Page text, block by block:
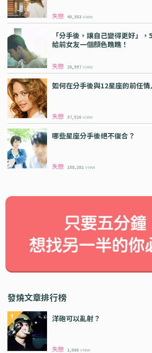
失戀 40,383 view
「分手後，讓自己變得更好」
給前女友一個顏色瞧瞧！
失戀 28,997 view
如何在分手後與12星座的前任情
失戀 37,516 view
哪些星座分手後絕不復合？
失戀 158,281 view
發燒文章排行榜
洋砲可以亂射？
失戀 1,086 view